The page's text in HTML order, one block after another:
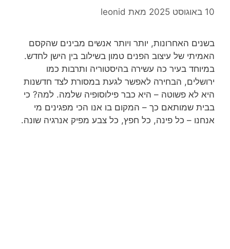
10 באוגוסט 2025 מאת leonid
בשנים האחרונות, יותר ויותר אנשים מבינים שהקסם
האמיתי של עיצוב הפנים טמון בשילוב בין הישן לחדש.
במיוחד בעיר כה עשירה בהיסטוריה ותרבות כמו
ירושלים, הבחירה לאפשר לגעת במסורת לצד חדשנות
היא לא פשוטה – היא כבר פילוסופיה שלמה. למה? כי
בבית שמותאם כך – המקום בו אנו הכי מפגינים מי
אנחנו – כל פינה, כל חפץ, כל צבע מפיק אנרגיה שונה.